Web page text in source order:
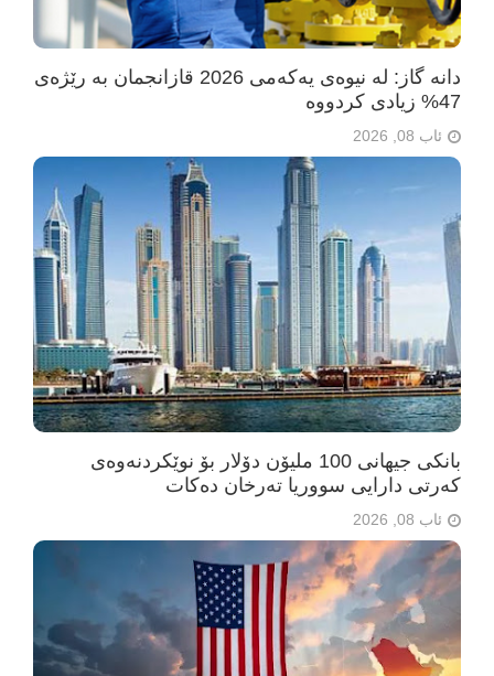
دانە گاز: لە نیوەی یەکەمی 2026 قازانجمان بە رێژەی
47% زیادی کردووە
ئاب 08, 2026
بانکی جیهانی 100 ملیۆن دۆلار بۆ نوێکردنەوەی
کەرتی دارایی سووریا تەرخان دەکات
ئاب 08, 2026